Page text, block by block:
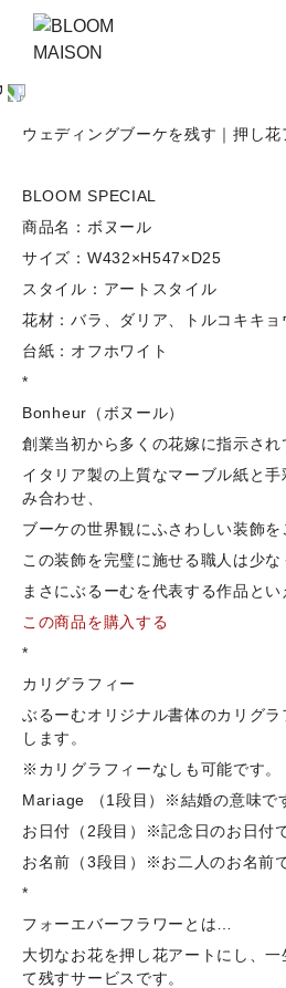
ウェディングブーケを残す｜押し花
BLOOM SPECIAL
商品名：ボヌール
サイズ：W432×H547×D25
スタイル：アートスタイル
花材：バラ、ダリア、トルコキキョ
台紙：オフホワイト
*
Bonheur（ボヌール）
創業当初から多くの花嫁に指示され
イタリア製の上質なマーブル紙と
み合わせ、
ブーケの世界観にふさわしい装飾を
この装飾を完璧に施せる職人は少な
まさにぶるーむを代表する作品とい
この商品を購入する
*
カリグラフィー
ぶるーむオリジナル書体のカリグ
します。
※カリグラフィーなしも可能です。
Mariage （1段目）※結婚の意味で
お日付（2段目）※記念日のお日付
お名前（3段目）※お二人のお名前
*
フォーエバーフラワーとは…
大切なお花を押し花アートにし、
て残すサービスです。